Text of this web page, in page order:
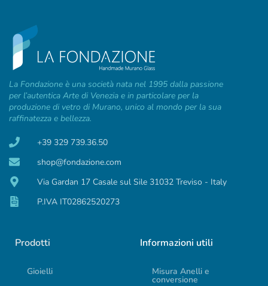
La Fondazione è una società nata nel 1995 dalla passione
per l’autentica Arte di Venezia e in particolare per la
produzione di vetro di Murano, unico al mondo per la sua
raffinatezza e bellezza.
+39 329 739.36.50
shop@fondazione.com
Via Gardan 17 Casale sul Sile 31032 Treviso - Italy
P.IVA IT02862520273
Prodotti
Gioielli
Informazioni utili
Misura Anelli e
conversione